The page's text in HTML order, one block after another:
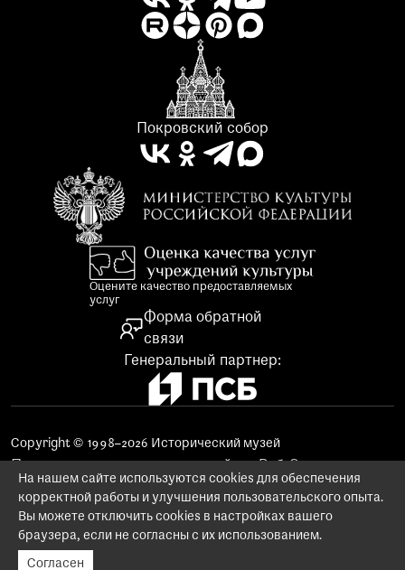
Покровский собор
Генеральный партнер:
Оцените качество предоставляемых
услуг
Форма обратной
связи
Copyright © 1998–2026 Исторический музей
Использование материалов сайта
Заказ изображений предметов музейного фонда
Политика конфиденциальности
На нашем сайте используются cookies для обеспечения
корректной работы и улучшения пользовательского опыта.
Вы можете отключить cookies в настройках вашего
браузера, если не согласны с их использованием.
Согласен